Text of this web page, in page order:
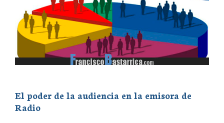
El poder de la audiencia en la emisora de
Radio